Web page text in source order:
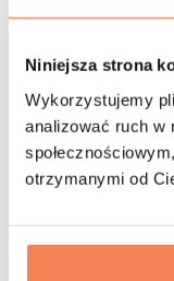
Niniejsza strona
Wykorzystujemy
analizować ruch w
otrzymanymi od
Akcesoria
Bieganie
Sporty walki
Kolarstwo
Joga i pilates
Terapia zimnem
Trekking